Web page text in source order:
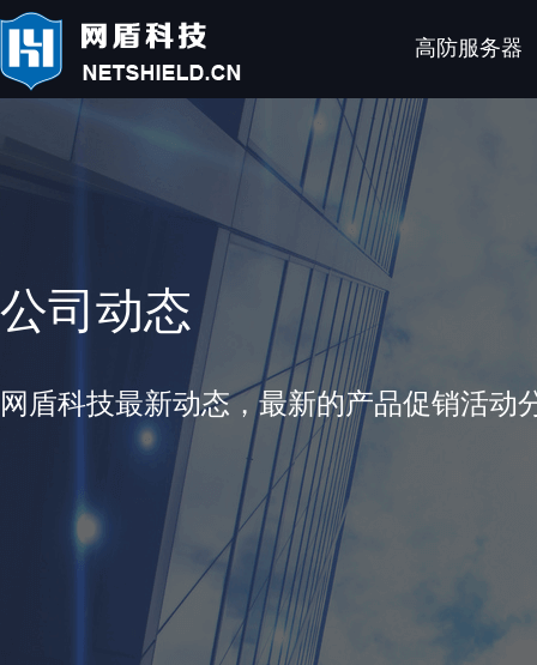
高防服务器
公司动态
网盾科技最新动态，最新的产品促销活